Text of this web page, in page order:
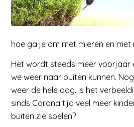
hoe ga je om met mieren en met
Het wordt steeds meer voorjaar
we weer naar buiten kunnen.
weer de hele dag. Is het
sinds Corona tijd veel meer
buiten zie spelen?